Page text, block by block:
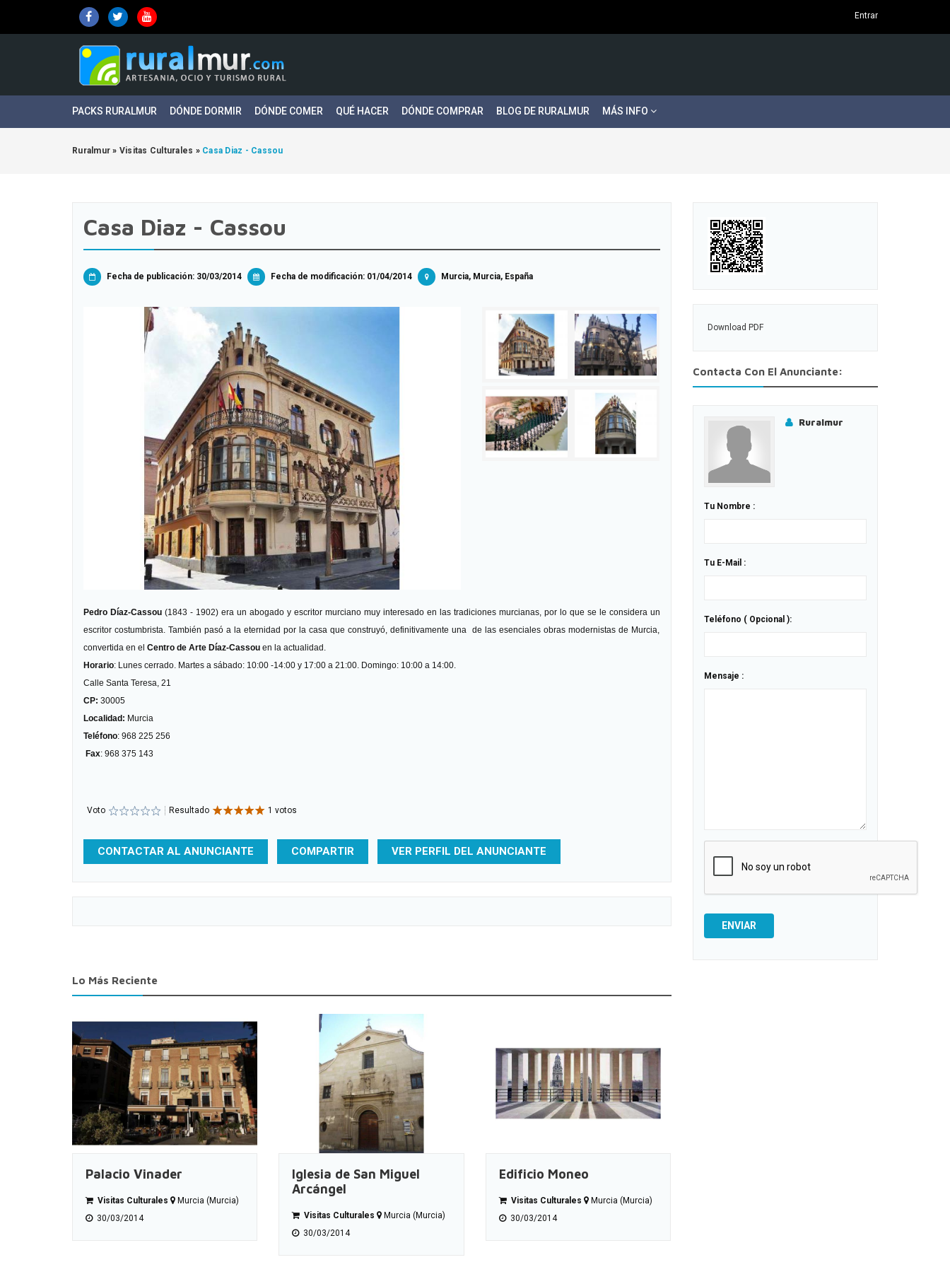
Entrar
PACKS RURALMUR DÓNDE DORMIR DÓNDE COMER QUÉ HACER DÓNDE COMPRAR BLOG DE RURALMUR MÁS INFO
Ruralmur » Visitas Culturales » Casa Diaz - Cassou
Casa Diaz - Cassou
Fecha de publicación: 30/03/2014 Fecha de modificación: 01/04/2014 Murcia, Murcia, España
Pedro Díaz-Cassou(1843 - 1902) era un abogado y escritor murciano muy interesado en las tradiciones murcianas, por lo que se le considera un
escritor costumbrista. También pasó a la eternidad por la casa que construyó, definitivamente una de las esenciales obras modernistas de Murcia,
convertida en el Centro de Arte Díaz-Cassou en la actualidad.
Horario: Lunes cerrado. Martes a sábado: 10:00 -14:00 y 17:00 a 21:00. Domingo: 10:00 a 14:00.
Calle Santa Teresa, 21
CP: 30005
Localidad: Murcia
Teléfono: 968 225 256
Fax: 968 375 143
Voto Resultado 1 votos
CONTACTAR AL ANUNCIANTE COMPARTIR VER PERFIL DEL ANUNCIANTE
Download PDF
Contacta Con El Anunciante:
Ruralmur
Tu Nombre :
Tu E-Mail :
Teléfono ( Opcional ):
Mensaje :
ENVIAR
Lo Más Reciente
Palacio Vinader
Visitas Culturales
Murcia (Murcia)
30/03/2014
Iglesia de San Miguel
Arcángel
Visitas Culturales
Murcia (Murcia)
30/03/2014
Edificio Moneo
Visitas Culturales
Murcia (Murcia)
30/03/2014